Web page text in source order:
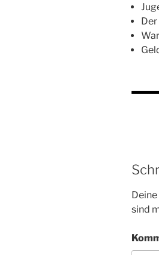
sind